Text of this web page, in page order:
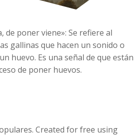
de poner viene»: Se refiere al
gallinas que hacen un sonido o
huevo. Es una señal de que están
de poner huevos.
Created for free using